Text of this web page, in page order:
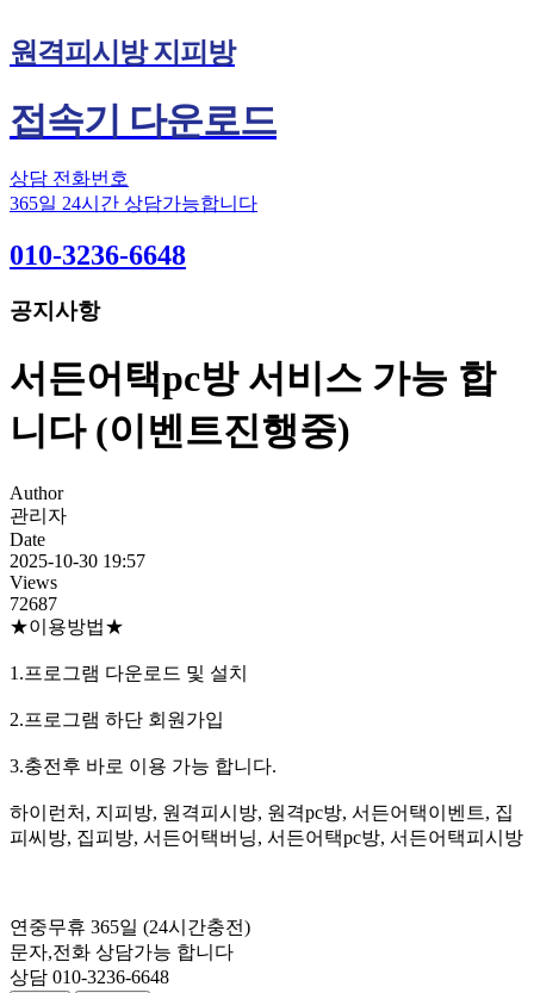
원격피시방 지피방
접속기 다운로드
상담 전화번호
365일 24시간 상담가능합니다
010-3236-6648
공지사항
서든어택pc방 서비스 가능 합
니다 (이벤트진행중)
Author
관리자
Date
2025-10-30 19:57
Views
72687
★이용방법★
1.프로그램 다운로드 및 설치
2.프로그램 하단 회원가입
3.충전후 바로 이용 가능 합니다.
하이런처, 지피방, 원격피시방, 원격pc방, 서든어택이벤트, 집
피씨방, 집피방, 서든어택버닝, 서든어택pc방, 서든어택피시방
연중무휴 365일 (24시간충전)
문자,전화 상담가능 합니다
상담 010-3236-6648